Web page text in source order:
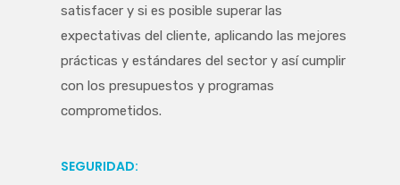
satisfacer y si es posible superar las
expectativas del cliente, aplicando las mejores
prácticas y estándares del sector y así cumplir
con los presupuestos y programas
comprometidos.
SEGURIDAD: